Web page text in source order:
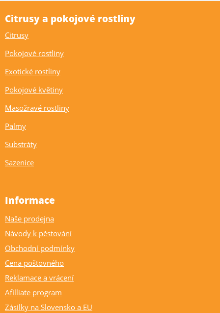
Citrusy a pokojové rostliny
Citrusy
Pokojové rostliny
Exotické rostliny
Pokojové květiny
Masožravé rostliny
Palmy
Substráty
Sazenice
Informace
Naše prodejna
Návody k pěstování
Obchodní podmínky
Cena poštovného
Reklamace a vrácení
Afilliate program
Zásilky na Slovensko a EU